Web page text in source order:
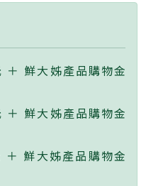
＋ 鮮大姊產品購物金
＋ 鮮大姊產品購物金
鮮大姊產品購物金